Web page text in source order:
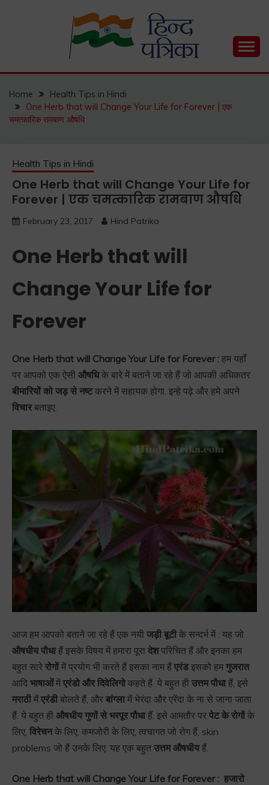
HIND PATRIKA
Status, Hindi Quotes, Hindi Inspirational Stories, Hindi
Home
Health Tips in Hindi
One Herb that will Change Your Life for Forever | एक
चमत्कारिक रामबाण औषधि
Health Tips in Hindi
One Herb that will Change Your Life for
Forever | एक चमत्कारिक रामबाण औषधि
February 23, 2017 Hind Patrika
One Herb that will
Change Your Life for
Forever
One Herb that will Change Your Life for Forever : हम यहाँ
पर आपको एक ऐसी औषधिके बारे में बताने जा रहे हैं जो आपकी अधिकतर
बीमारियों को जड़ से नष्टकरने में सहायक होगा. इन्हे पढ़े और हमे अपने
विचारबताइए.
आज हम आपको बताने जा रहे हैं एक नयी जड़ी बूटीके सन्दर्भ में : यह जो
औषधीय पौधाहैं इसके विषय में हमारा पूरा देशपरिचित हैं और इनका हम
बहुत सारे रोगोंमें प्रयोग भी करते हैं इसका नाम हैं एरंडइसको हम गुजरात
आदि भाषाओंमें एरंडो और दिवेलिगोकहते हैं. ये बहुत ही उत्तम पौधाहैं, इसे
मराठीमें एरंडीबोलते हैं, और बांग्लामें भेरंदा और एरेंदा के ना से जाना जाता
हैं. ये बहुत ही औषधीय गुणों से भरपूर पौधाहैं. इसे आमतौर पर पेट के रोगोंके
लिए, विरेचनके लिए, कमजोरी के लिए, त्वचागत जो रोग हैं, skin
problems जो हैं उनके लिए. यह एक बहुत उत्तम औषधीयहैं.
One Herb that will Change Your Life for Forever : हजारो